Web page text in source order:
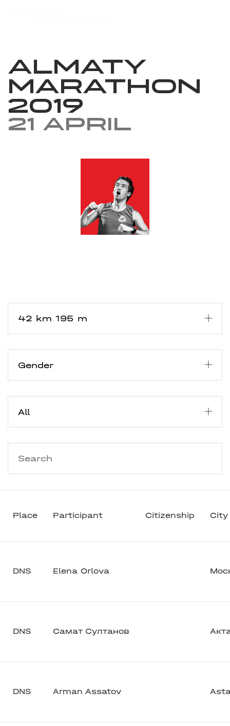
Almaty
Marathon
2019
21 April
Place Participant Citizenship City
DNS Elena Orlova
DNS Самат Султанов
DNS Arman Assatov